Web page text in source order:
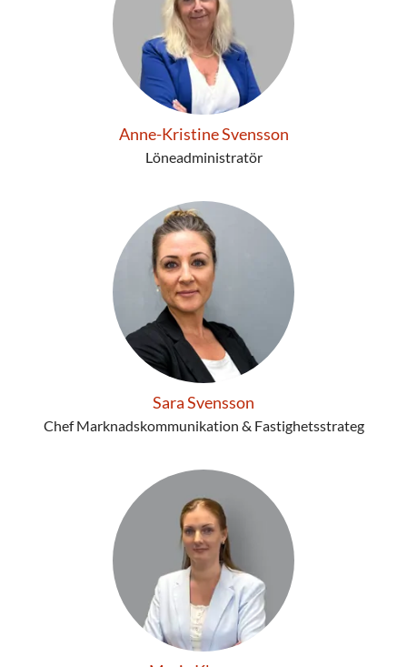
Anne-Kristine Svensson
Löneadministratör
Sara Svensson
Chef Marknadskommunikation & Fastighetsstrateg